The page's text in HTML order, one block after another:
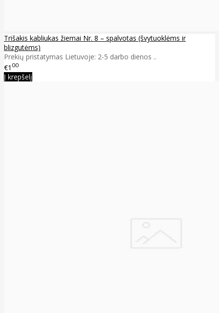
Trišakis kabliukas žiemai Nr. 8 – spalvotas (švytuoklėms ir
blizgutėms)
Prekių pristatymas Lietuvoje: 2-5 darbo dienos ..
€1 00
Į krepšelį